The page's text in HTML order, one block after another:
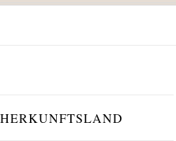
HERKUNFTSLAND